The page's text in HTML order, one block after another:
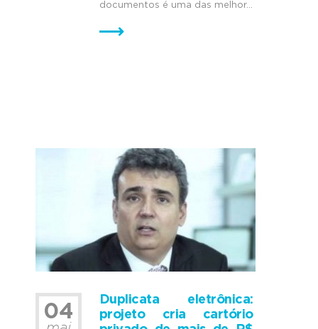
documentos é uma das melhor...
04
Duplicata eletrônica:
projeto cria cartório